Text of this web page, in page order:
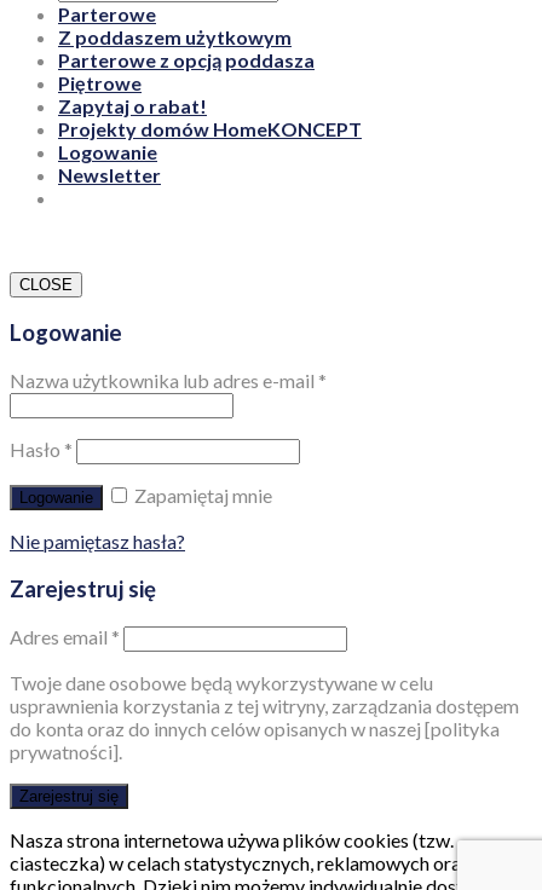
Parterowe
Z poddaszem użytkowym
Parterowe z opcją poddasza
Piętrowe
Zapytaj o rabat!
Projekty domów HomeKONCEPT
Logowanie
Newsletter
CLOSE
Logowanie
Nazwa użytkownika lub adres e-mail *
Hasło *
Logowanie
Zapamiętaj mnie
Nie pamiętasz hasła?
Zarejestruj się
Adres email *
Twoje dane osobowe będą wykorzystywane w celu
usprawnienia korzystania z tej witryny, zarządzania dostępem
do konta oraz do innych celów opisanych w naszej [polityka
prywatności].
Zarejestruj się
Nasza strona internetowa używa plików cookies (tzw.
ciasteczka) w celach statystycznych, reklamowych oraz
funkcjonalnych. Dzięki nim możemy indywidualnie dostosować